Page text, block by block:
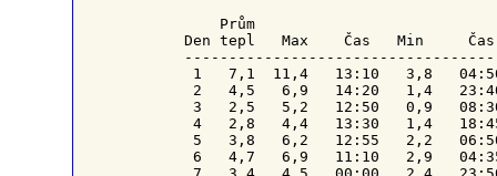
Prům
Den tepl   Max    Čas   Min
1   7,1  11,4   13:10   3,8
2   4,5   6,9   14:20   1,4
3   2,5   5,2   12:50   0,9
4   2,8   4,4   13:30   1,4
5   3,8   6,2   12:55   2,2
6   4,7   6,9   11:10   2,9